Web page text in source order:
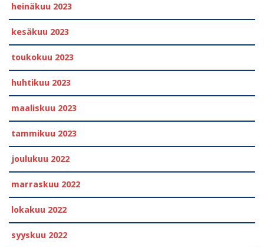
heinäkuu 2023
kesäkuu 2023
toukokuu 2023
huhtikuu 2023
maaliskuu 2023
tammikuu 2023
joulukuu 2022
marraskuu 2022
lokakuu 2022
syyskuu 2022